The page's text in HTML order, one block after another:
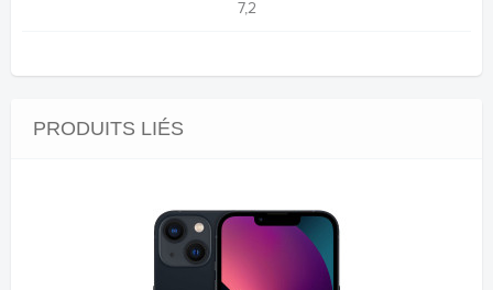
7,2
PRODUITS LIÉS